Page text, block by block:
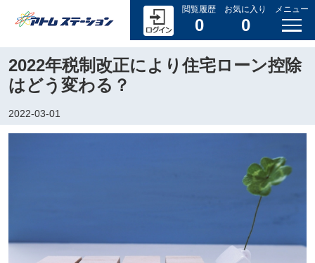
閲覧履歴
0
お気に入り
0
メニュー
2022年税制改正により住宅ローン控除
はどう変わる？
2022-03-01